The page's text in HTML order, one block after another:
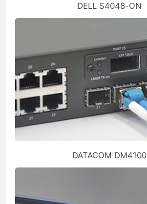
DELL S4048-ON
DATACOM DM4100